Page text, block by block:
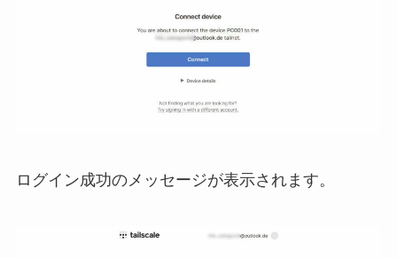
ログイン成功のメッセージが表示されます。